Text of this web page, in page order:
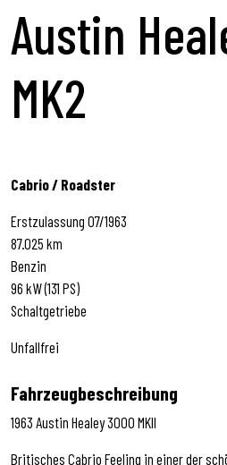
Austin
MK2
Cabrio / Roadster
Erstzulassung 07/1963
87.025 km
Benzin
96 kW (131 PS)
Schaltgetriebe
Unfallfrei
Fahrzeugbeschreibung
1963 Austin Healey 3000 MKII
Britisches Cabrio Feeling in einer der